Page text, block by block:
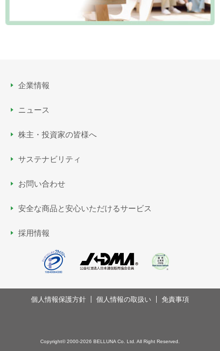
企業情報
ニュース
株主・投資家の皆様へ
サステナビリティ
お問い合わせ
安全な商品と安心いただけるサービス
採用情報
Copyright©2000-2026 BELLUNA Co. Ltd. All Right Reserved.
個人情報保護方針 個人情報の取扱い 免責事項